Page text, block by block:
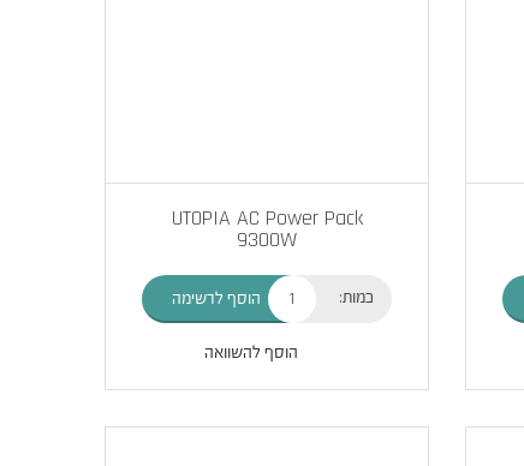
UTOPIA AC Power Pack
9300W
כמות: הוסף לרשימה
הוסף להשוואה